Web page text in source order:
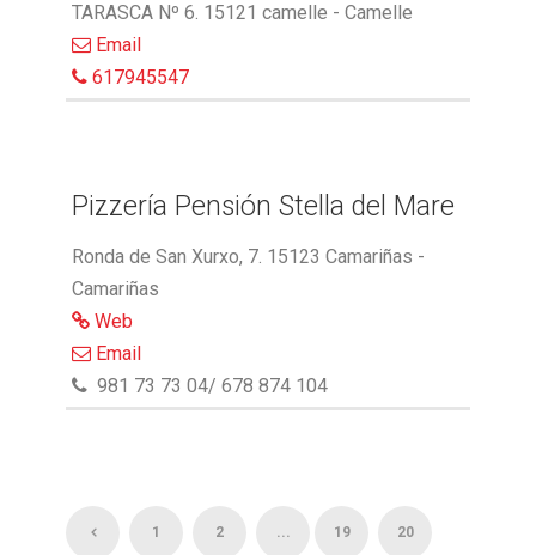
TARASCA Nº 6. 15121 camelle - Camelle
Email
617945547
Pizzería Pensión Stella del Mare
Ronda de San Xurxo, 7. 15123 Camariñas -
Camariñas
Web
Email
981 73 73 04/ 678 874 104
1 2 ... 19 20